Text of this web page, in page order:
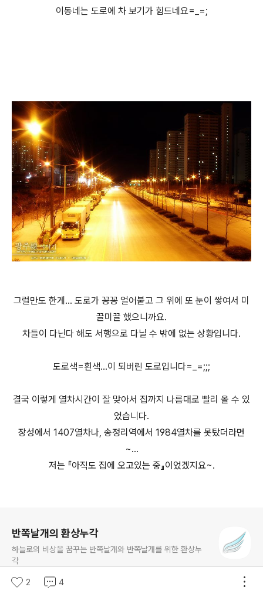
이동네는 도로에 차 보기가 힘드네요=_=;
그럴만도 한게... 도로가 꽁꽁 얼어붙고 그 위에 또 눈이 쌓여서 미
끌미끌 했으니까요.
차들이 다닌다 해도 서행으로 다닐 수 밖에 없는 상황입니다.
도로색=흰색...이 되버린 도로입니다=_=;;;
결국 이렇게 열차시간이 잘 맞아서 집까지 나름대로 빨리 올 수 있
었습니다.
장성에서 1407열차나, 송정리역에서 1984열차를 못탔더라면
~...
저는 『아직도 집에 오고있는 중』이었겠지요~.
반쪽날개의 환상누각
하늘로의 비상을 꿈꾸는 반쪽날개와 반쪽날개를 위한 환상누
각
구독하기
2 4